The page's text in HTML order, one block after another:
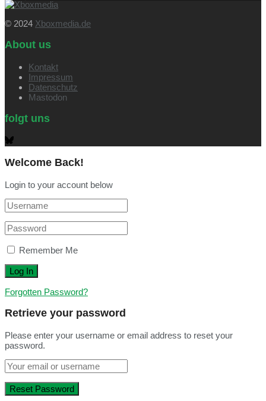
© 2024 Xboxmedia.de
About us
Kontakt
Impressum
Datenschutz
Mastodon
folgt uns
Welcome Back!
Login to your account below
Remember Me
Forgotten Password?
Retrieve your password
Please enter your username or email address to reset your
password.